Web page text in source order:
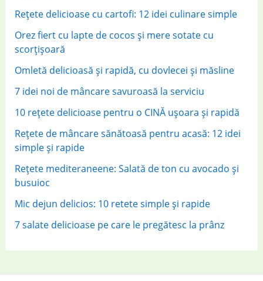
r
Rețete delicioase cu cartofi: 12 idei culinare simple
Orez fiert cu lapte de cocos și mere sotate cu
scorțișoară
Omletă delicioasă și rapidă, cu dovlecei și măsline
7 idei noi de mâncare savuroasă la serviciu
10 rețete delicioase pentru o CINĂ ușoara și rapidă
Rețete de mâncare sănătoasă pentru acasă: 12 idei
simple și rapide
Rețete mediteraneene: Salată de ton cu avocado și
busuioc
Mic dejun delicios: 10 retete simple și rapide
7 salate delicioase pe care le pregătesc la prânz